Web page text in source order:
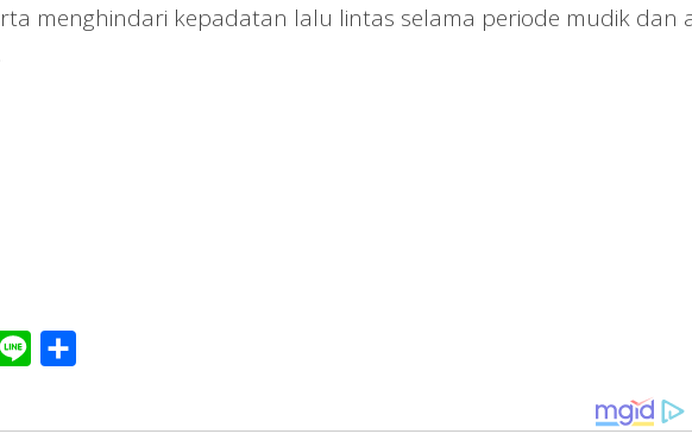
menghindari kepadatan lalu lintas selama periode mudik dan
WhatsApp
Line